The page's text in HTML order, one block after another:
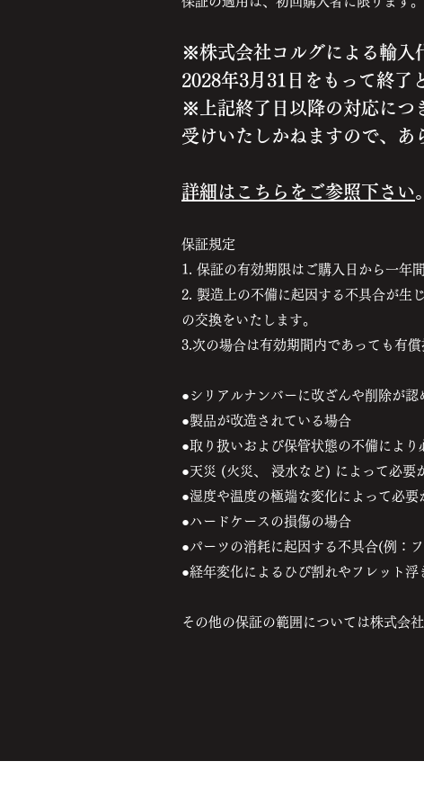
※株式会社コルグによる輸入
2028年3月31日をもって終了
※上記終了日以降の対応につ
受けいたしかねますので、あ
詳細はこちらをご参照下さい。
保証規定
1. 保証の有効期限はご購入日から一年
2. 製造上の不備に起因する不具合が生
の交換をいたします。
3.次の場合は有効期間内であっても有償
●シリアルナンバーに改ざんや削除が認
●製品が改造されている場合
●取り扱いおよび保管状態の不備によ
●天災 (火災、 浸水など) によって必要
●湿度や温度の極端な変化によって必要
●ハードケースの損傷の場合
●パーツの消耗に起因する不具合(例：
●経年変化によるひび割れやフレット
その他の保証の範囲については株式会